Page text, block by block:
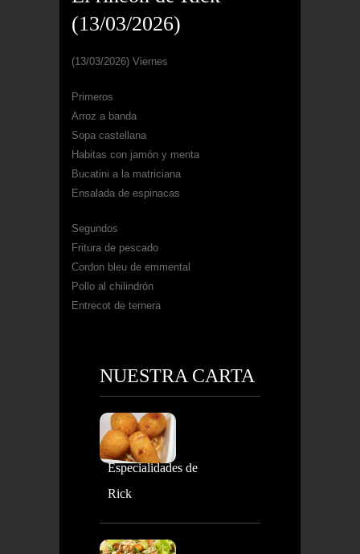
(13/03/2026)
(13/03/2026) Viernes
Primeros
Arroz a banda
Sopa castellana
Habitas con jamón y menta
Bucatini a la matriciana
Ensalada de espinacas
Segundos
Fritura de pescado
Cordon bleu de emmental
Pollo al chilindrón
Entrecot de ternera
NUESTRA CARTA
Especialidades de
Rick